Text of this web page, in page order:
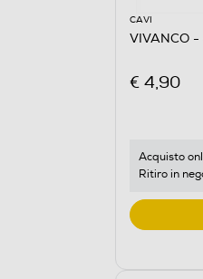
CAVI
VIVANCO
€ 4,90
Acquisto
Ritiro in